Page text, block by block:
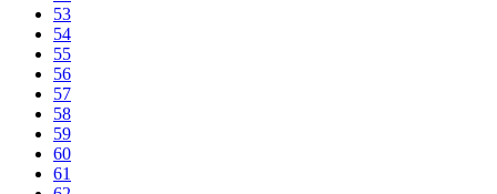
53
54
55
56
57
58
59
60
61